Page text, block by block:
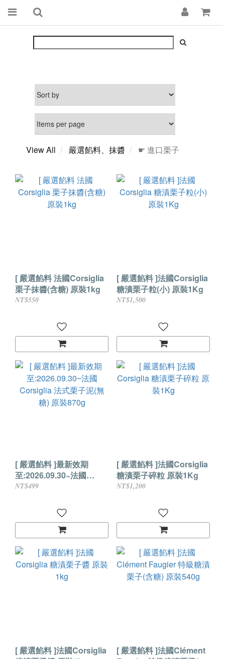
View All 嚴選餡料、抹醬 ☛ 進口栗子
[ 嚴選餡料 法國Corsiglia
栗子抹醬(含糖) 原裝1kg
NT$550
[ 嚴選餡料 ]法國Corsiglia
糖漬栗子粒(小) 原裝1Kg
NT$1,500
[ 嚴選餡料 ]最新效期
至:2026.09.30~法國
Corsiglia 法式栗子泥(無
NT$499
[ 嚴選餡料 ]法國Corsiglia
糖漬栗子碎粒 原裝1Kg
NT$1,200
[ 嚴選餡料 ]法國Corsiglia
[ 嚴選餡料 ]法國Clément